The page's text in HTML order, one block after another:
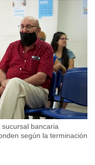
bancaria
según la terminación